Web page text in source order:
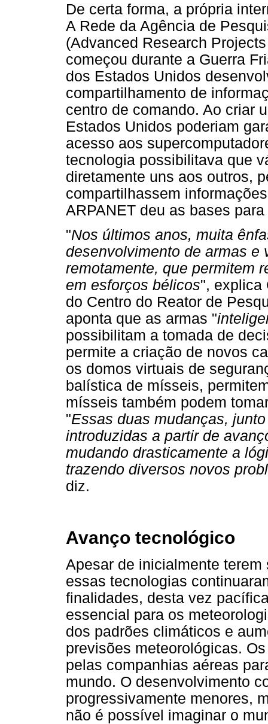
De certa forma, a própria
A Rede da Agência de
(Advanced Research
começou durante a Guerra
dos Estados Unidos
compartilhamento de
centro de comando. Ao criar
Estados Unidos poderiam
acesso aos
tecnologia possibilitava que
diretamente uns aos outros,
compartilhassem
ARPANET deu as bases
"Nos últimos anos, muita
desenvolvimento de armas e
remotamente, que permitem
em esforços bélicos", explica
do Centro do Reator de
aponta que as armas "
possibilitam a tomada de
permite a criação de novos
os domos virtuais de
balística de mísseis,
mísseis também podem
"Essas duas mudanças,
introduzidas a partir de
mudando drasticamente a
trazendo diversos novos
diz.
Avanço tecnológico
Apesar de inicialmente
essas tecnologias
finalidades, desta vez
essencial para os
dos padrões climáticos e
previsões meteorológicas.
pelas companhias aéreas
mundo. O desenvolvimento
progressivamente menores,
não é possível imaginar o